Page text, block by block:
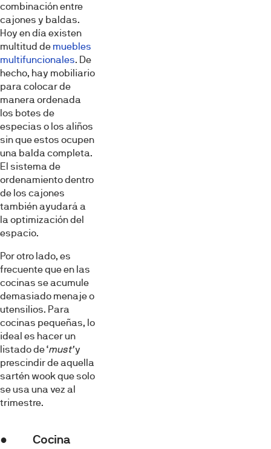
combinación entre
cajones y baldas.
Hoy en día existen
multitud de muebles
multifuncionales. De
hecho, hay mobiliario
para colocar de
manera ordenada
los botes de
especias o los aliños
sin que estos ocupen
una balda completa.
El sistema de
ordenamiento dentro
de los cajones
también ayudará a
la optimización del
espacio.
Por otro lado, es
frecuente que en las
cocinas se acumule
demasiado menaje o
utensilios. Para
cocinas pequeñas, lo
ideal es hacer un
listado de ‘must’y
prescindir de aquella
sartén wook que solo
se usa una vez al
trimestre.
● Cocina